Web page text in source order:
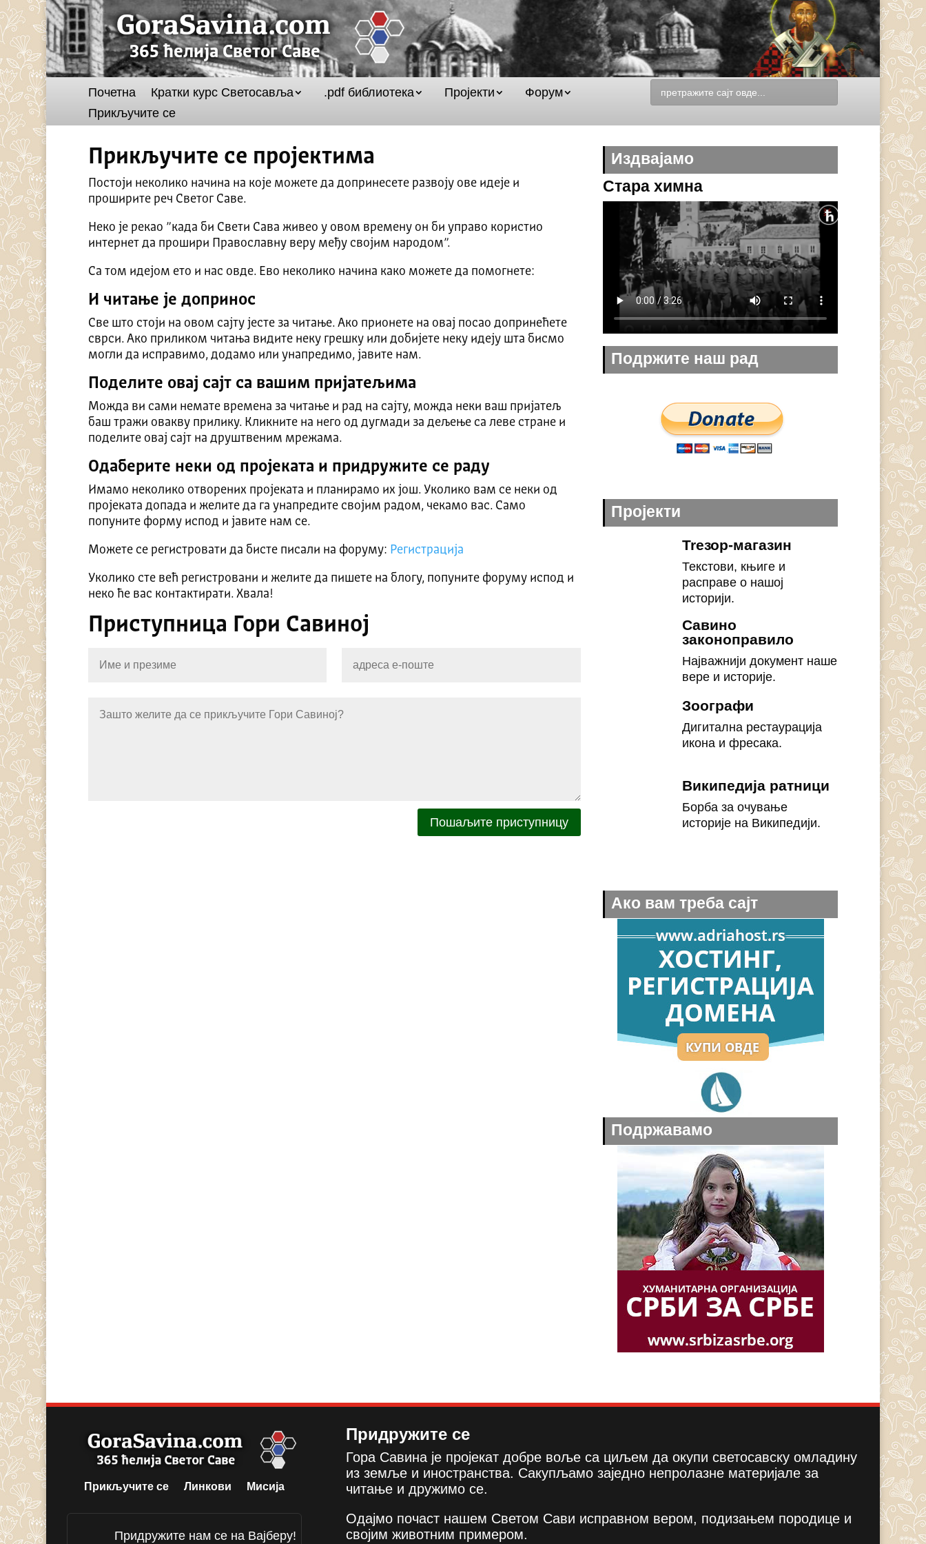
Почетна Кратки курс Светосавља .pdf библиотека Пројекти
Форум
Прикључите се
Прикључите се пројектима
Постоји неколико начина на које можете да допринесете развоју ове идеје и
проширите реч Светог Саве.
Неко је рекао ”када би Свети Сава живео у овом времену он би управо користио
интернет да прошири Православну веру међу својим народом”.
Са том идејом ето и нас овде. Ево неколико начина како можете да помогнете:
И читање је допринос
Све што стоји на овом сајту јесте за читање. Ако прионете на овај посао допринећете
сврси. Ако приликом читања видите неку грешку или добијете неку идеју шта бисмо
могли да исправимо, додамо или унапредимо, јавите нам.
Поделите овај сајт са вашим пријатељима
Можда ви сами немате времена за читање и рад на сајту, можда неки ваш пријатељ
баш тражи овакву прилику. Кликните на него од дугмади за дељење са леве стране и
поделите овај сајт на друштвеним мрежама.
Одаберите неки од пројеката и придружите се раду
Имамо неколико отворених пројеката и планирамо их још. Уколико вам се неки од
пројеката допада и желите да га унапредите својим радом, чекамо вас. Само
попуните форму испод и јавите нам се.
Можете се регистровати да бисте писали на форуму: Регистрација
Уколико сте већ регистровани и желите да пишете на блогу, попуните форуму испод и
неко ће вас контактирати. Хвала!
Приступница Гори Савиној
Пошаљите приступницу
Издвајамо
Стара химна
Подржите наш рад
Пројекти
Treзор-магазин
Текстови, књиге и
расправе о нашој
историји.
Савино
законоправило
Најважнији документ наше
вере и историје.
Зоографи
Дигитална рестаурација
икона и фресака.
Википедија ратници
Борба за очување
историје на Википедији.
Ако вам треба сајт
Подржавамо
Прикључите се Линкови Мисија
Придружите нам се на Вајберу!
Придружите се
Гора Савина је пројекат добре воље са циљем да окупи светосавску омладину
из земље и иностранства. Сакупљамо заједно непролазне материјале за
читање и дружимо се.
Одајмо почаст нашем Светом Сави исправном вером, подизањем породице и
својим животним примером.